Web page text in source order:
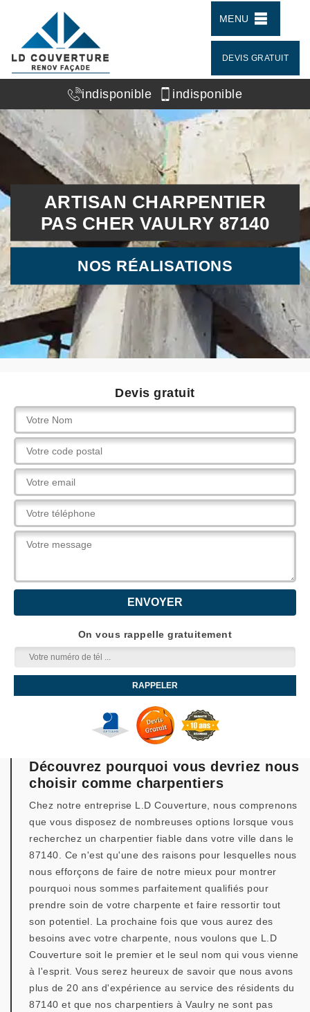
MENU
DEVIS GRATUIT
indisponible indisponible
ARTISAN CHARPENTIER
PAS CHER VAULRY 87140
NOS RÉALISATIONS
Devis gratuit
On vous rappelle gratuitement
Découvrez pourquoi vous devriez nous
choisir comme charpentiers
Chez notre entreprise L.D Couverture, nous comprenons
que vous disposez de nombreuses options lorsque vous
recherchez un charpentier fiable dans votre ville dans le
87140. Ce n'est qu'une des raisons pour lesquelles nous
nous efforçons de faire de notre mieux pour montrer
pourquoi nous sommes parfaitement qualifiés pour
prendre soin de votre charpente et faire ressortir tout
son potentiel. La prochaine fois que vous aurez des
besoins avec votre charpente, nous voulons que L.D
Couverture soit le premier et le seul nom qui vous vienne
à l'esprit. Vous serez heureux de savoir que nous avons
plus de 20 ans d'expérience au service des résidents du
87140 et que nos charpentiers à Vaulry ne sont pas